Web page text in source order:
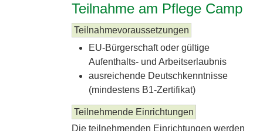
Teilnahme am Pflege Camp
Teilnahmevoraussetzungen
EU-Bürgerschaft oder gültige
Aufenthalts- und Arbeitserlaubnis
ausreichende Deutschkenntnisse
(mindestens B1-Zertifikat)
Teilnehmende Einrichtungen
Die teilnehmenden Einrichtungen werden